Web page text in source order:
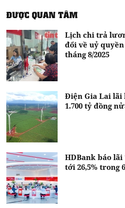
ĐƯỢC QUAN TÂM
Lịch chi trả
đổi về uỷ
tháng 8/2025
Điện Gia Lai lãi
1.700 tỷ đồng
HDBank báo lãi
tới 26,5% trong